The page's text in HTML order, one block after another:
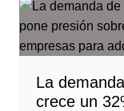
La
crece un